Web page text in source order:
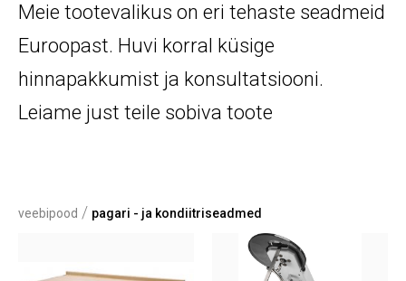
Meie tootevalikus on eri tehaste seadmeid
Euroopast. Huvi korral küsige
hinnapakkumist ja konsultatsiooni.
Leiame just teile sobiva toote
veebipood / pagari - ja kondiitriseadmed